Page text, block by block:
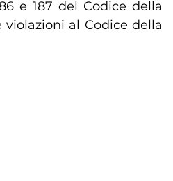
e 187 del Codice della
violazioni al Codice della